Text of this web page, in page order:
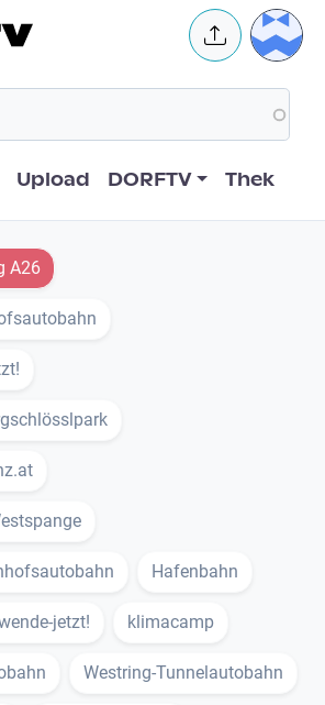
User
Upload DORFTV Thek
A26
Hafenbahn
jetzt! klimacamp
Westring-Tunnelautobahn